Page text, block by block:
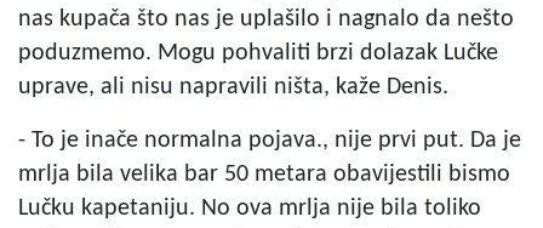
nas kupača što nas je uplašilo i nagnalo da nešto
poduzmemo. Mogu pohvaliti brzi dolazak Lučke
uprave, ali nisu napravili ništa, kaže Denis.
- To je inače normalna pojava., nije prvi put. Da je
mrlja bila velika bar 50 metara obavijestili bismo
Lučku kapetaniju. No ova mrlja nije bila toliko